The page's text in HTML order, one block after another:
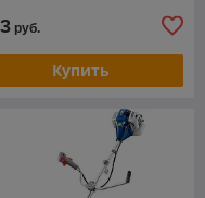
руб.
Купить